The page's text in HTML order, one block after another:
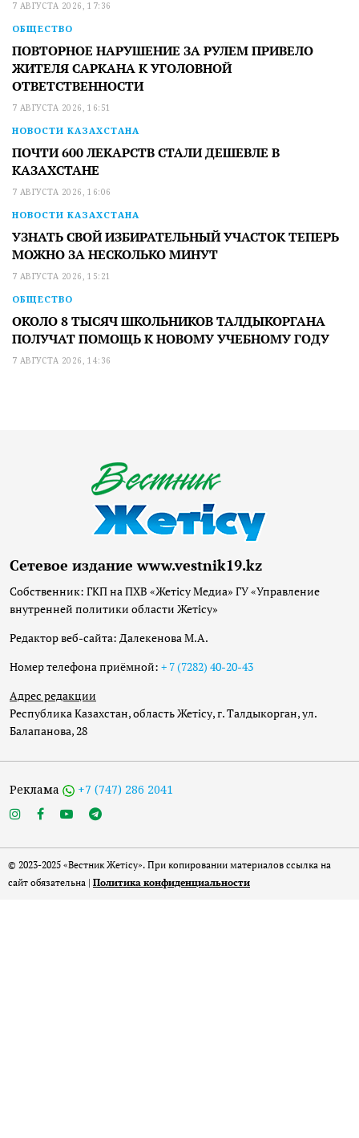
7 АВГУСТА 2026, 17:36
ОБЩЕСТВО
ПОВТОРНОЕ НАРУШЕНИЕ ЗА РУЛЕМ ПРИВЕЛО
ЖИТЕЛЯ САРКАНА К УГОЛОВНОЙ
ОТВЕТСТВЕННОСТИ
7 АВГУСТА 2026, 16:51
НОВОСТИ КАЗАХСТАНА
ПОЧТИ 600 ЛЕКАРСТВ СТАЛИ ДЕШЕВЛЕ В
КАЗАХСТАНЕ
7 АВГУСТА 2026, 16:06
НОВОСТИ КАЗАХСТАНА
УЗНАТЬ СВОЙ ИЗБИРАТЕЛЬНЫЙ УЧАСТОК ТЕПЕРЬ
МОЖНО ЗА НЕСКОЛЬКО МИНУТ
7 АВГУСТА 2026, 15:21
ОБЩЕСТВО
ОКОЛО 8 ТЫСЯЧ ШКОЛЬНИКОВ ТАЛДЫКОРГАНА
ПОЛУЧАТ ПОМОЩЬ К НОВОМУ УЧЕБНОМУ ГОДУ
7 АВГУСТА 2026, 14:36
Сетевое издание www.vestnik19.kz
Собственник: ГКП на ПХВ «Жетісу Медиа» ГУ «Управление
внутренней политики области Жетісу»
Редактор веб-сайта: Далекенова М.А.
Номер телефона приёмной: + 7 (7282) 40-20-43
Адрес редакции
Республика Казахстан, область Жетісу, г. Талдыкорган, ул.
Балапанова, 28
Реклама +7 (747) 286 2041
© 2023-2025 «Вестник Жетісу». При копировании материалов ссылка на
сайт обязательна | Политика конфиденциальности